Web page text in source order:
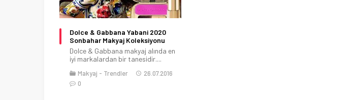
Dolce & Gabbana Yabani 2020
Sonbahar Makyaj Koleksiyonu
Dolce & Gabbana makyaj alında en
iyi markalardan bir tanesidir....
Makyaj Trendler
26.07.2016
0